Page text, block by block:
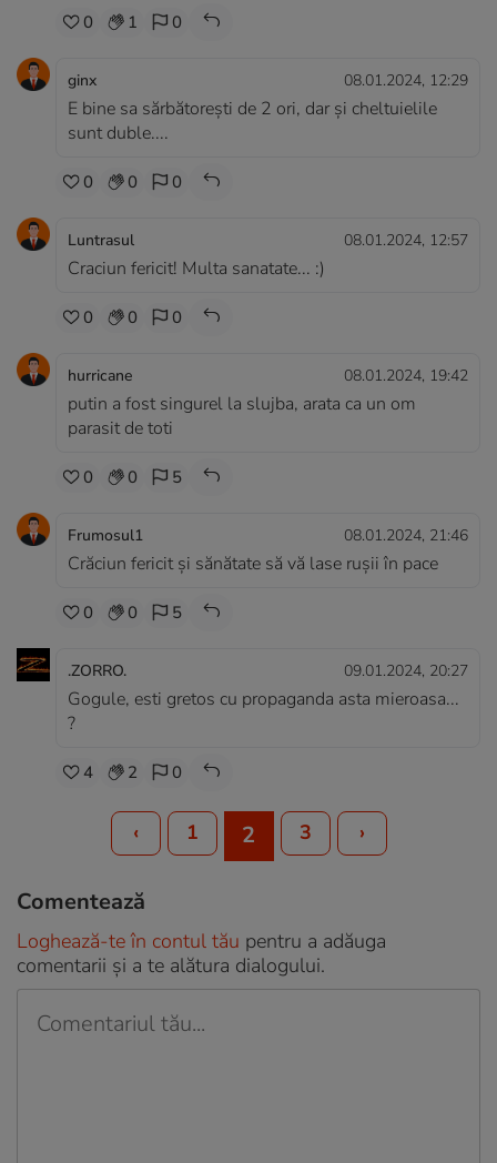
0 1 0
ginx 08.01.2024, 12:29
E bine sa sărbătorești de 2 ori, dar și cheltuielile
sunt duble....
0 0 0
Luntrasul 08.01.2024, 12:57
Craciun fericit! Multa sanatate... :)
0 0 0
hurricane 08.01.2024, 19:42
putin a fost singurel la slujba, arata ca un om
parasit de toti
0 0 5
Frumosul1 08.01.2024, 21:46
Crăciun fericit și sănătate să vă lase rușii în pace
0 0 5
.ZORRO. 09.01.2024, 20:27
Gogule, esti gretos cu propaganda asta mieroasa...
?
4 2 0
‹ 1 2 3 ›
Comentează
Loghează-te în contul tău pentru a adăuga
comentarii și a te alătura dialogului.